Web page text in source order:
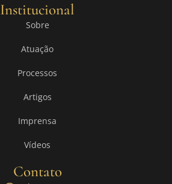
Institucional
Sobre
Atuação
Processos
Artigos
Imprensa
Vídeos
Contato